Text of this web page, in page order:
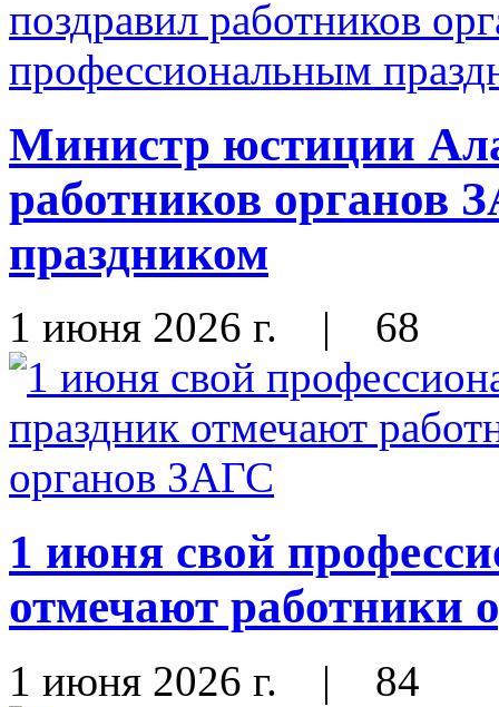
Министр юстиции
работников органов
праздником
1 июня 2026 г. | 68
1 июня свой
отмечают работники
1 июня 2026 г. | 84